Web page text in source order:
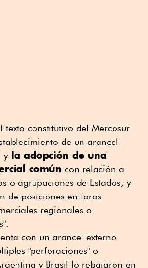
texto constitutivo del Mercosur
de un arancel
yla adopción de una
común con relación a
o agrupaciones de Estados, y
de posiciones en foros
regionales o
con un arancel externo
"perforaciones" o
y Brasil lo rebajaron en